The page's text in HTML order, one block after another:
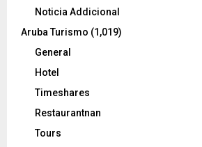
Noticia Addicional
Aruba Turismo (1,019)
General
Hotel
Timeshares
Restaurantnan
Tours